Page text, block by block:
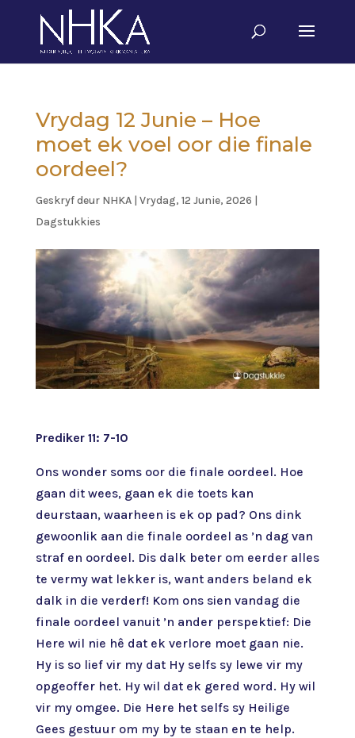
Vrydag 12 Junie – Hoe
moet ek voel oor die finale
oordeel?
Geskryf deur NHKA| Vrydag, 12 Junie, 2026 |
Dagstukkies
Prediker 11: 7-10
Ons wonder soms oor die finale oordeel. Hoe
gaan dit wees, gaan ek die toets kan
deurstaan, waarheen is ek op pad? Ons dink
gewoonlik aan die finale oordeel as ’n dag van
straf en oordeel. Dis dalk beter om eerder alles
te vermy wat lekker is, want anders beland ek
dalk in die verderf! Kom ons sien vandag die
finale oordeel vanuit ’n ander perspektief: Die
Here wil nie hê dat ek verlore moet gaan nie.
Hy is so lief vir my dat Hy selfs sy lewe vir my
opgeoffer het. Hy wil dat ek gered word. Hy wil
vir my omgee. Die Here het selfs sy Heilige
Gees gestuur om my by te staan en te help.